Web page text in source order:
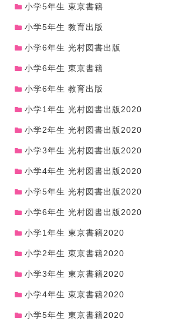
小学5年生 東京書籍
小学5年生 教育出版
小学6年生 光村図書出版
小学6年生 東京書籍
小学6年生 教育出版
小学1年生 光村図書出版2020
小学2年生 光村図書出版2020
小学3年生 光村図書出版2020
小学4年生 光村図書出版2020
小学5年生 光村図書出版2020
小学6年生 光村図書出版2020
小学1年生 東京書籍2020
小学2年生 東京書籍2020
小学3年生 東京書籍2020
小学4年生 東京書籍2020
小学5年生 東京書籍2020